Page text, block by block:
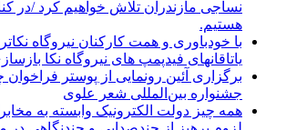
نساجی مازندران تلاش خواهیم کرد /در
هستیم.
با خودباوری و همت کارکنان نیروگاه
یاتاقانهای فیدپمپ های نیروگاه نکا
برگزاری آئین رونمایی از پوستر فراخوان
جشنواره بین‌المللی شعر علوی
همه چیز دولت الکترونیک وابسته به